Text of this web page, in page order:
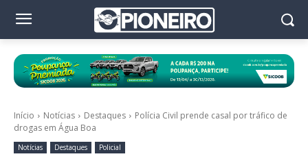
Início Notícias Destaques
Polícia Civil prende casal por tráfico de
drogas em Água Boa
Notícias Destaques Policial